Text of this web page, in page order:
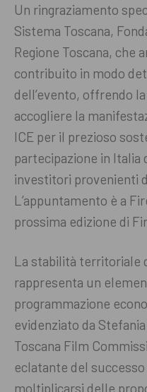
Un ringraziamento
Sistema Toscana,
Regione Toscana, che
contribuito in modo
dell’evento, offrendo
accogliere la
ICE per il prezioso
partecipazione in Italia
investitori provenienti
L’appuntamento è a
prossima edizione di
La stabilità territoriale
rappresenta un
programmazione
evidenziato da
Toscana Film
eclatante del
moltiplicarsi delle